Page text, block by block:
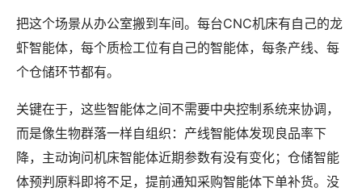
把这个场景从办公室搬到车间。每台CNC机床有自己的龙
虾智能体，每个质检工位有自己的智能体，每条产线、每
个仓储环节都有。
关键在于，这些智能体之间不需要中央控制系统来协调，
而是像生物群落一样自组织：产线智能体发现良品率下
降，主动询问机床智能体近期参数有没有变化；仓储智能
体预判原料即将不足，提前通知采购智能体下单补货。没